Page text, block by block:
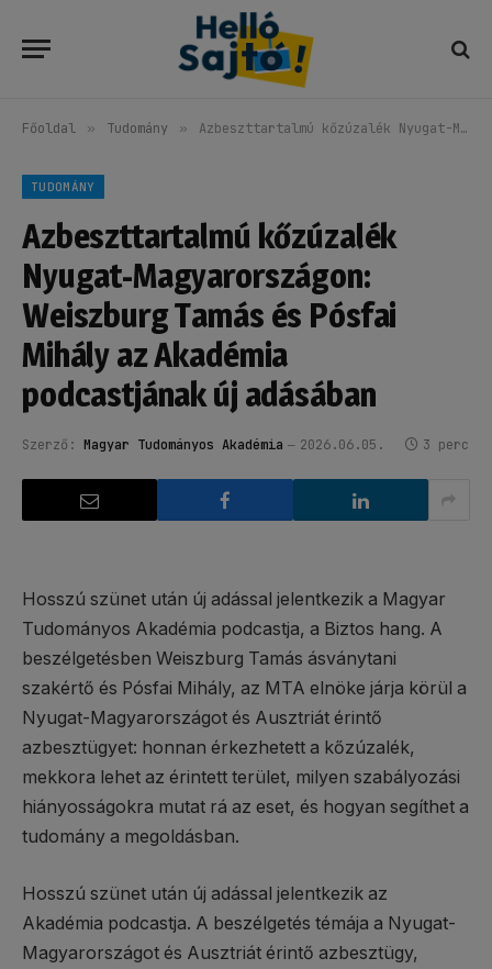
Főoldal » Tudomány » Azbeszttartalmú kőzúzalék Nyugat-Magyarországon: Weiszburg Tamás és Pósfai Mihály az Akadémia podcastjának új adásában
TUDOMÁNY
Azbeszttartalmú kőzúzalék
Nyugat-Magyarországon:
Weiszburg Tamás és Pósfai
Mihály az Akadémia
podcastjának új adásában
Szerző: Magyar Tudományos Akadémia 2026.06.05. 3 perc
Hosszú szünet után új adással jelentkezik a Magyar
Tudományos Akadémia podcastja, a Biztos hang. A
beszélgetésben Weiszburg Tamás ásványtani
szakértő és Pósfai Mihály, az MTA elnöke járja körül a
Nyugat-Magyarországot és Ausztriát érintő
azbesztügyet: honnan érkezhetett a kőzúzalék,
mekkora lehet az érintett terület, milyen szabályozási
hiányosságokra mutat rá az eset, és hogyan segíthet a
tudomány a megoldásban.
Hosszú szünet után új adással jelentkezik az
Akadémia podcastja. A beszélgetés témája a Nyugat-
Magyarországot és Ausztriát érintő azbesztügy,